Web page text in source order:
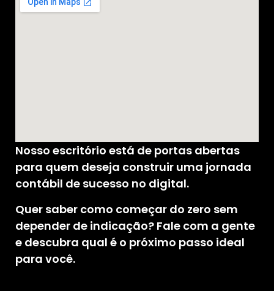
Nosso escritório está de portas abertas
para quem deseja construir uma jornada
contábil de sucesso no digital.
Quer saber como começar do zero sem
depender de indicação? Fale com a gente
e descubra qual é o próximo passo ideal
para você.